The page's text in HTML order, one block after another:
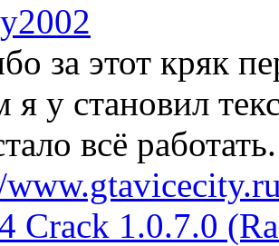
за этот кряк
я у становил
всё
Crack 1.0.7.0